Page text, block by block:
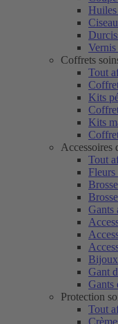
Vernis
Coffrets
Tout
Kits
Kits
Accessoires
Tout
Fleurs
Gants
Gant
Gants
Protection
Tout